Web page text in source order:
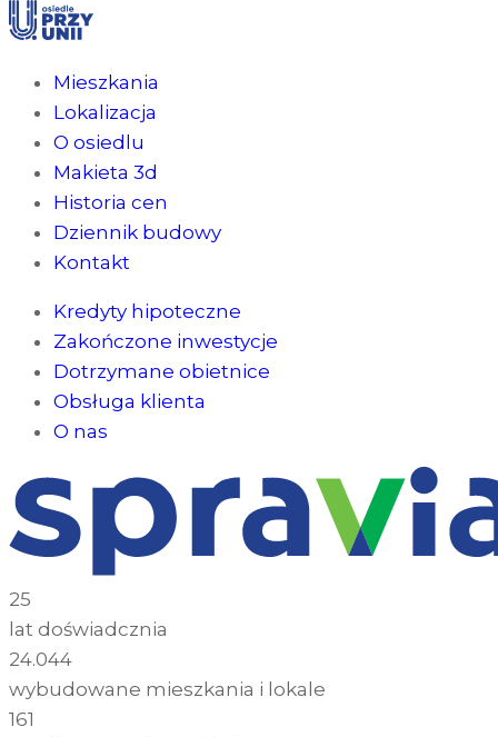
Mieszkania
Lokalizacja
O osiedlu
Makieta 3d
Historia cen
Dziennik budowy
Kontakt
Kredyty hipoteczne
Zakończone inwestycje
Dotrzymane obietnice
Obsługa klienta
O nas
25
lat doświadcznia
24.044
wybudowane mieszkania i lokale
161